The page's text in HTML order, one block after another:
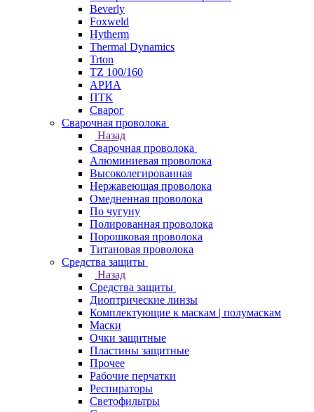
Beverly
Foxweld
Hytherm
Thermal Dynamics
Trton
TZ 100/160
АРИА
ПТК
Сварог
Сварочная проволока
Назад
Сварочная проволока
Алюминиевая проволока
Высоколегированная
Нержавеющая проволока
Омедненная проволока
По чугуну
Полированная проволока
Порошковая проволока
Титановая проволока
Средства защиты
Назад
Средства защиты
Диоптрические линзы
Комплектующие к маскам | полумаскам
Маски
Очки защитные
Пластины защитные
Прочее
Рабочие перчатки
Респираторы
Светофильтры